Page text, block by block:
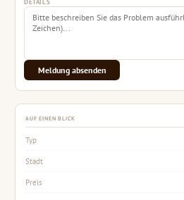
DETAILS
Meldung absenden
AUF EINEN BLICK
Typ
Stadt
Preis